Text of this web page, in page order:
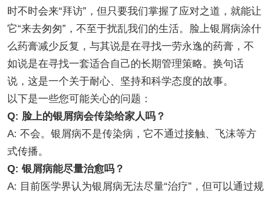
时不时会来“拜访”，但只要我们掌握了应对之道，就能让
它“来去匆匆”，不至于扰乱我们的生活。脸上银屑病涂什
么药膏减少反复，与其说是在寻找一劳永逸的药膏，不
如说是在寻找一套适合自己的长期管理策略。换句话
说，这是一个关于耐心、坚持和科学态度的故事。
以下是一些您可能关心的问题：
Q: 脸上的银屑病会传染给家人吗？
A: 不会。银屑病不是传染病，它不通过接触、飞沫等方
式传播。
Q: 银屑病能尽量治愈吗？
A: 目前医学界认为银屑病无法尽量“治疗”，但可以通过规